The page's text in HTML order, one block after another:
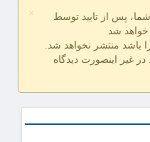
×
پس از تایید توسط
شد
باشد منتشر نخواهد شد.
در غیر اینصورت دیدگاه